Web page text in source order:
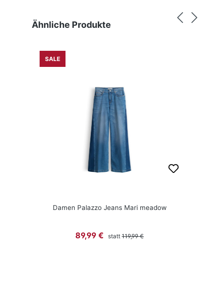
Produktgalerie überspringen
Ähnliche Produkte
SALE
Damen Palazzo Jeans Mari meadow
Verkaufspreis:
89,99 € statt Regulärer Preis:
119,99 €